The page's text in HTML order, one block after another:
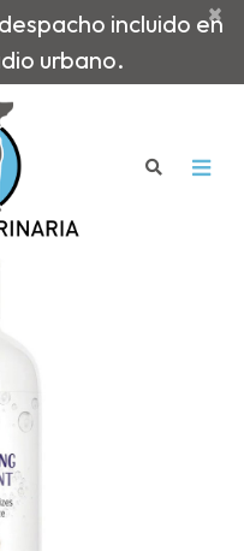
incluido en
urbano.
×